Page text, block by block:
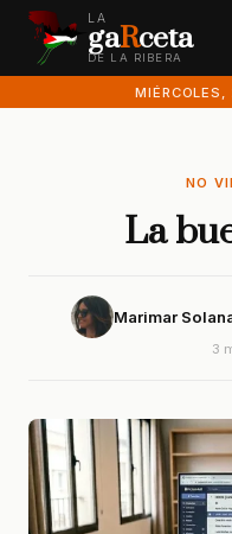
LA
gaRceta
DE LA RIBERA
NO
La
Marimar
3